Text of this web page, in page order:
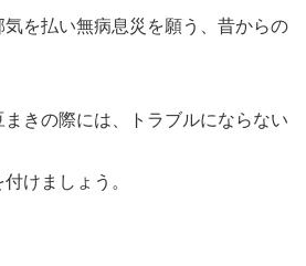
を払い無病息災を願う、昔からの
きの際には、トラブルにならない
けましょう。